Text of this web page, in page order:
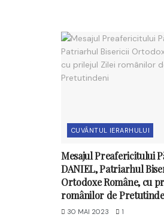
CUVÂNTUL IERARHULUI
Mesajul Preafericitului
DANIEL, Patriarhul
Ortodoxe Române, cu
românilor de
30 MAI 2023 1